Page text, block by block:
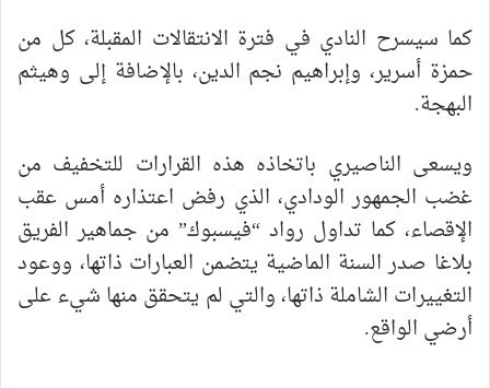
كما سيسرح النادي في فترة الانتقالات المقبلة، كل من
حمزة أسرير، وإبراهيم نجم الدين، بالإضافة إلى وهيثم
البهجة.
ويسعى الناصيري باتخاذه هذه القرارات للتخفيف من
غضب الجمهور الودادي، الذي رفض اعتذاره أمس عقب
الإقصاء، كما تداول رواد “فيسبوك” من جماهير الفريق
بلاغا صدر السنة الماضية يتضمن العبارات ذاتها، ووعود
التغييرات الشاملة ذاتها، والتي لم يتحقق منها شيء على
أرضي الواقع.